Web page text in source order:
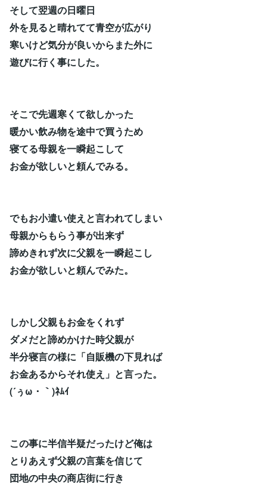
そして翌週の日曜日
外を見ると晴れてて青空が広がり
寒いけど気分が良いからまた外に
遊びに行く事にした。
そこで先週寒くて欲しかった
暖かい飲み物を途中で買うため
寝てる母親を一瞬起こして
お金が欲しいと頼んでみる。
でもお小遣い使えと言われてしまい
母親からもらう事が出来ず
諦めきれず次に父親を一瞬起こし
お金が欲しいと頼んでみた。
しかし父親もお金をくれず
ダメだと諦めかけた時父親が
半分寝言の様に「自販機の下見れば
お金あるからそれ使え」と言った。
(´ぅω・｀)ﾈﾑｲ
この事に半信半疑だったけど俺は
とりあえず父親の言葉を信じて
団地の中央の商店街に行き